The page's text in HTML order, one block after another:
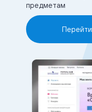
предметам
Перейти